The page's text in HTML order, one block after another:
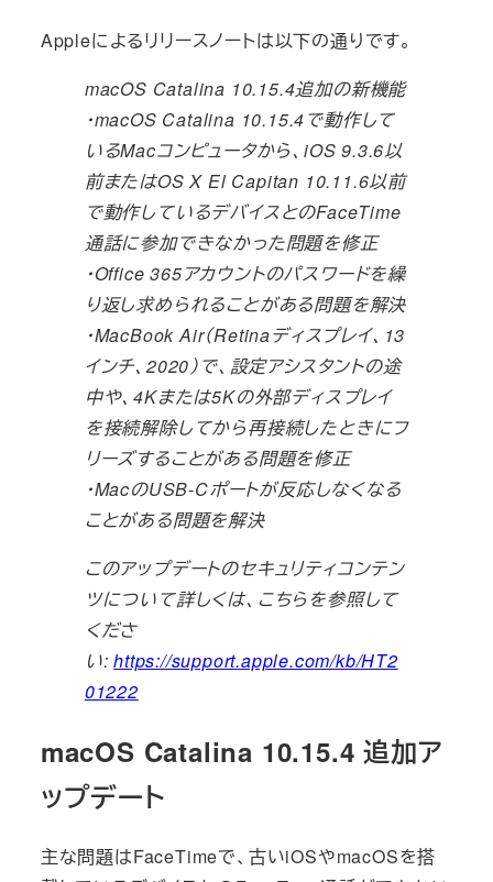
Appleによるリリースノートは以下の通りです。
macOS Catalina 10.15.4追加の新機能
・macOS Catalina 10.15.4で動作して
いるMacコンピュータから、iOS 9.3.6以
前またはOS X El Capitan 10.11.6以前
で動作しているデバイスとのFaceTime
通話に参加できなかった問題を修正
・Office 365アカウントのパスワードを繰
り返し求められることがある問題を解決
・MacBook Air（Retinaディスプレイ、13
インチ、2020）で、設定アシスタントの途
中や、4Kまたは5Kの外部ディスプレイ
を接続解除してから再接続したときにフ
リーズすることがある問題を修正
・MacのUSB-Cポートが反応しなくなる
ことがある問題を解決
このアップデートのセキュリティコンテン
ツについて詳しくは、こちらを参照して
くださ
い:https://support.apple.com/kb/HT2
01222
macOS Catalina 10.15.4 追加ア
ップデート
主な問題はFaceTimeで、古いiOSやmacOSを搭